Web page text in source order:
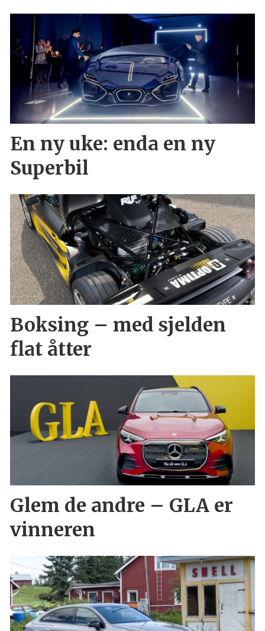
En ny uke: enda en ny
Superbil
Boksing – med sjelden
flat åtter
Glem de andre – GLA er
vinneren